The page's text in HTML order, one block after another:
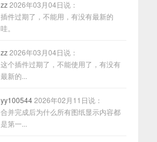
zz2026年03月04日说：
插件过期了，不能用，有没有最新的
哇。
zz2026年03月04日说：
这个插件过期了，不能使用了，有没有
最新的...
yy1005442026年02月11日说：
合并完成后为什么所有图纸显示内容都
是第一...